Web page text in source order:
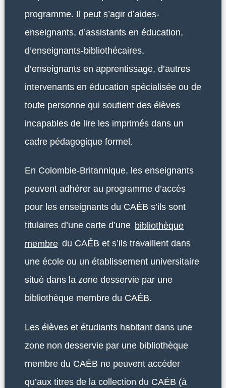
programme. Il peut s’agir d’aides-
enseignants, d’assistants en éducation,
d’enseignants-bibliothécaires,
d’enseignants en apprentissage, d’autres
intervenants en éducation spécialisée ou de
toute personne qui soutient des élèves
incapables de lire les imprimés dans un
cadre pédagogique formel.
En Colombie-Britannique, les enseignants
peuvent adhérer au programme d’accès
pour les enseignants du CAÉB s’ils sont
titulaires d’une carte d’une bibliothèque
membre du CAÉB et s’ils travaillent dans
une école ou un établissement universitaire
situé dans la zone desservie par une
bibliothèque membre du CAÉB.
Les élèves et étudiants habitant dans une
zone non desservie par une bibliothèque
membre du CAÉB ne peuvent accéder
qu’aux titres de la collection du CAÉB (à